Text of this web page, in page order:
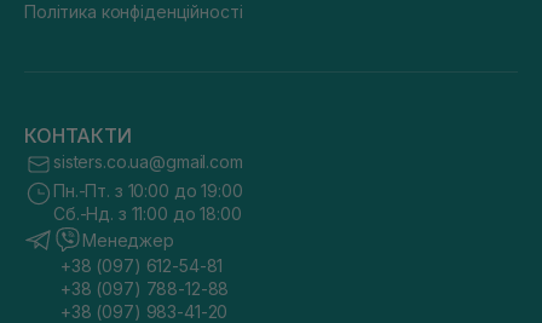
Політика конфіденційності
КОНТАКТИ
sisters.co.ua@gmail.com
Пн.-Пт. з 10:00 до 19:00
Сб.-Нд. з 11:00 до 18:00
Менеджер
+38 (097) 612-54-81
+38 (097) 788-12-88
+38 (097) 983-41-20